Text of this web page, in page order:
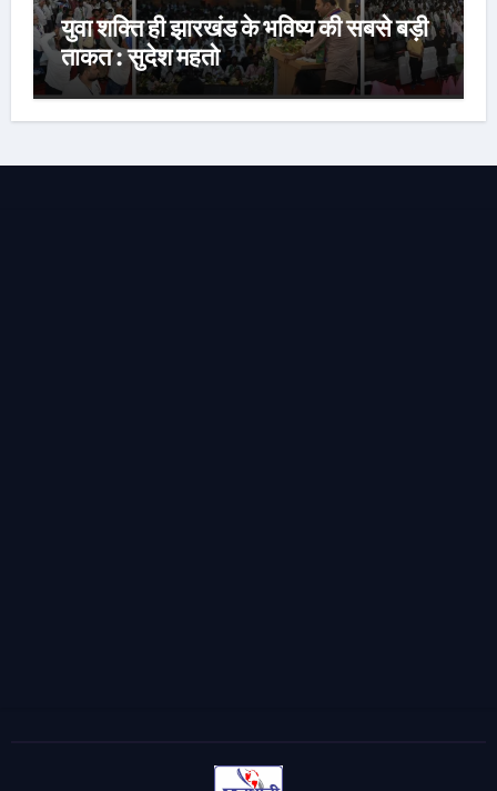
युवा शक्ति ही झारखंड के भविष्य की सबसे बड़ी
ताकत : सुदेश महतो